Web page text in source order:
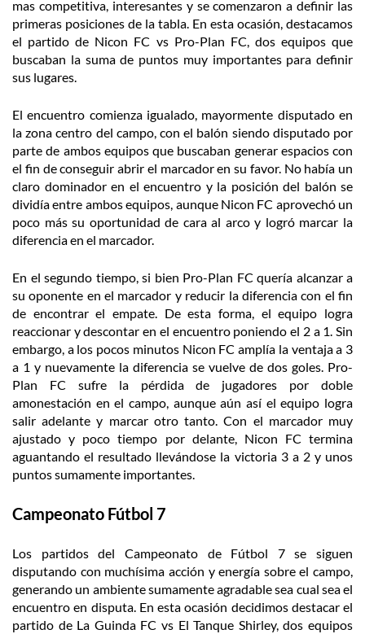
mas competitiva, interesantes y se comenzaron a definir las
primeras posiciones de la tabla. En esta ocasión, destacamos
el partido de Nicon FC vs Pro-Plan FC, dos equipos que
buscaban la suma de puntos muy importantes para definir
sus lugares.
El encuentro comienza igualado, mayormente disputado en
la zona centro del campo, con el balón siendo disputado por
parte de ambos equipos que buscaban generar espacios con
el fin de conseguir abrir el marcador en su favor. No había un
claro dominador en el encuentro y la posición del balón se
dividía entre ambos equipos, aunque Nicon FC aprovechó un
poco más su oportunidad de cara al arco y logró marcar la
diferencia en el marcador.
En el segundo tiempo, si bien Pro-Plan FC quería alcanzar a
su oponente en el marcador y reducir la diferencia con el fin
de encontrar el empate. De esta forma, el equipo logra
reaccionar y descontar en el encuentro poniendo el 2 a 1. Sin
embargo, a los pocos minutos Nicon FC amplía la ventaja a 3
a 1 y nuevamente la diferencia se vuelve de dos goles. Pro-
Plan FC sufre la pérdida de jugadores por doble
amonestación en el campo, aunque aún así el equipo logra
salir adelante y marcar otro tanto. Con el marcador muy
ajustado y poco tiempo por delante, Nicon FC termina
aguantando el resultado llevándose la victoria 3 a 2 y unos
puntos sumamente importantes.
Campeonato Fútbol 7
Los partidos del Campeonato de Fútbol 7 se siguen
disputando con muchísima acción y energía sobre el campo,
generando un ambiente sumamente agradable sea cual sea el
encuentro en disputa. En esta ocasión decidimos destacar el
partido de La Guinda FC vs El Tanque Shirley, dos equipos